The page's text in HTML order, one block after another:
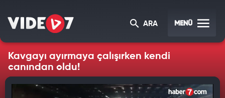
ARA MENÜ
Kavgayı ayırmaya çalışırken kendi
canından oldu!